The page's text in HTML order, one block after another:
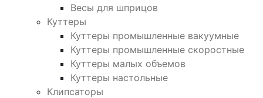
Весы для шприцов
Куттеры
Куттеры промышленные вакуумные
Куттеры промышленные скоростные
Куттеры малых объемов
Куттеры настольные
Клипсаторы